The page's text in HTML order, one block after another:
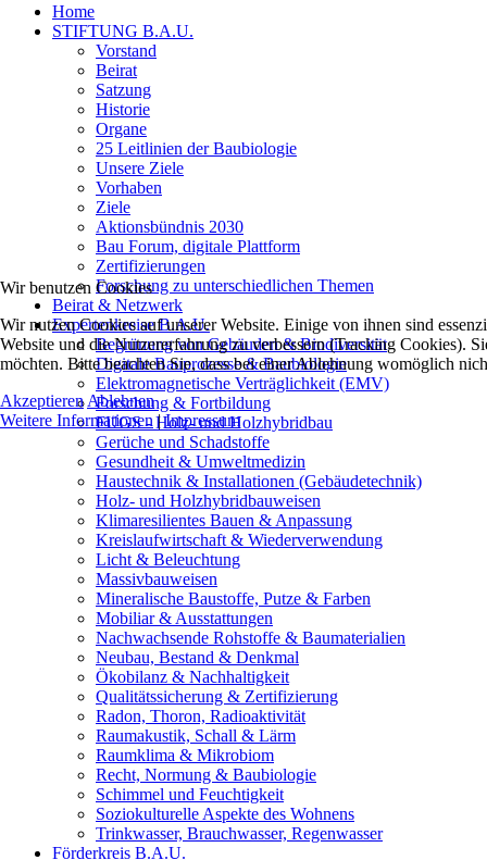
Home
STIFTUNG B.A.U.
Vorstand
Beirat
Satzung
Historie
Organe
25 Leitlinien der Baubiologie
Unsere Ziele
Vorhaben
Ziele
Aktionsbündnis 2030
Bau Forum, digitale Plattform
Zertifizierungen
Forschung zu unterschiedlichen Themen
Beirat & Netzwerk
Expertenkreise B.A.U.
Begrünung von Gebäuden & Biodiversität
Digitale Bauprozesse & Baubiologie
Elektromagnetische Verträglichkeit (EMV)
Forschung & Fortbildung
FUGS - Holz- und Holzhybridbau
Gerüche und Schadstoffe
Gesundheit & Umweltmedizin
Haustechnik & Installationen (Gebäudetechnik)
Holz- und Holzhybridbauweisen
Klimaresilientes Bauen & Anpassung
Kreislaufwirtschaft & Wiederverwendung
Licht & Beleuchtung
Massivbauweisen
Mineralische Baustoffe, Putze & Farben
Mobiliar & Ausstattungen
Nachwachsende Rohstoffe & Baumaterialien
Neubau, Bestand & Denkmal
Ökobilanz & Nachhaltigkeit
Qualitätssicherung & Zertifizierung
Radon, Thoron, Radioaktivität
Raumakustik, Schall & Lärm
Raumklima & Mikrobiom
Recht, Normung & Baubiologie
Schimmel und Feuchtigkeit
Soziokulturelle Aspekte des Wohnens
Trinkwasser, Brauchwasser, Regenwasser
Förderkreis B.A.U.
Wir benutzen Cookies
Wir nutzen Cookies auf unserer Website. Einige von ihnen sind
Website und die Nutzererfahrung zu verbessern (Tracking Cookies).
möchten. Bitte beachten Sie, dass bei einer Ablehnung womöglich
Akzeptieren Ablehnen
Weitere Informationen|Impressum